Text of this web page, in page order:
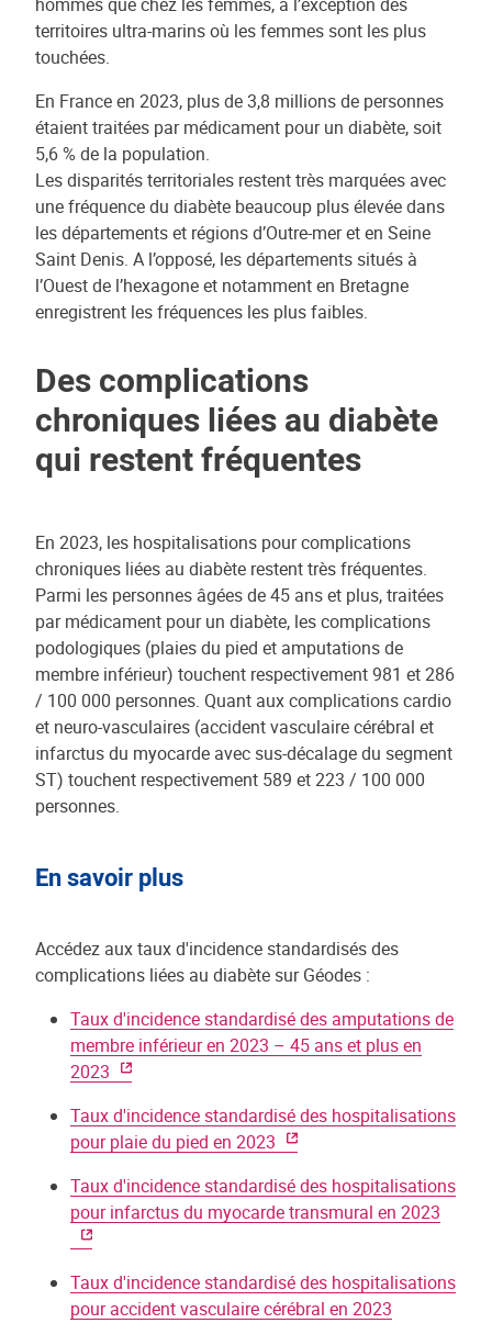
territoires ultra-marins où les femmes sont les plus
touchées.
En France en 2023, plus de 3,8 millions de personnes
étaient traitées par médicament pour un diabète, soit
5,6 % de la population.
Les disparités territoriales restent très marquées avec
une fréquence du diabète beaucoup plus élevée dans
les départements et régions d’Outre-mer et en Seine
Saint Denis. A l’opposé, les départements situés à
l’Ouest de l’hexagone et notamment en Bretagne
enregistrent les fréquences les plus faibles.
Des complications
chroniques liées au diabète
qui restent fréquentes
En 2023, les hospitalisations pour complications
chroniques liées au diabète restent très fréquentes.
Parmi les personnes âgées de 45 ans et plus, traitées
par médicament pour un diabète, les complications
podologiques (plaies du pied et amputations de
membre inférieur) touchent respectivement 981 et 286
/ 100 000 personnes. Quant aux complications cardio
et neuro-vasculaires (accident vasculaire cérébral et
infarctus du myocarde avec sus-décalage du segment
ST) touchent respectivement 589 et 223 / 100 000
personnes.
En savoir plus
Accédez aux taux d'incidence standardisés des
complications liées au diabète sur Géodes :
Taux d'incidence standardisé des amputations de
membre inférieur en 2023 – 45 ans et plus en
2023
Taux d'incidence standardisé des hospitalisations
pour plaie du pied en 2023
Taux d'incidence standardisé des hospitalisations
pour infarctus du myocarde transmural en 2023
Taux d'incidence standardisé des hospitalisations
pour accident vasculaire cérébral en 2023